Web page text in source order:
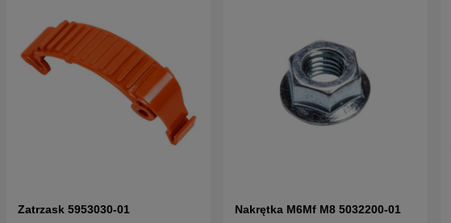
Zatrzask 5953030-01 Nakrętka M6Mf M8 5032200-01